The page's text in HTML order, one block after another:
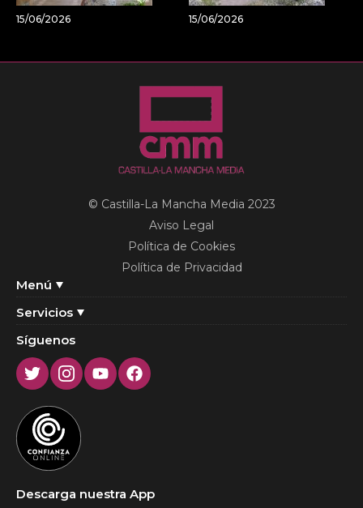
15/06/2026 15/06/2026
Menú
Servicios
© Castilla-La Mancha Media 2023
Aviso Legal
Política de Cookies
Política de Privacidad
Síguenos
TwitterInstagram
YoutubeFacebook
Descarga nuestra App